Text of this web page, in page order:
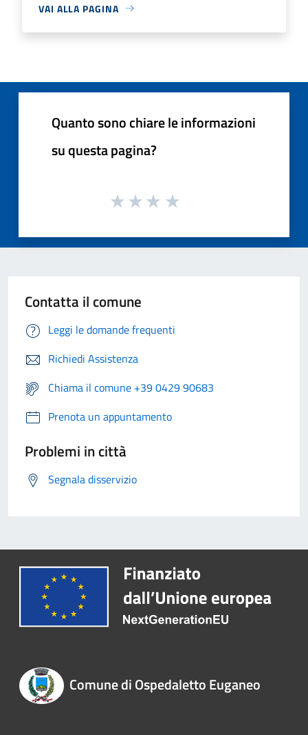
VAI ALLA PAGINA
Quanto sono chiare le informazioni
su questa pagina?
Contatta il comune
Leggi le domande frequenti
Richiedi Assistenza
Chiama il comune +39 0429 90683
Prenota un appuntamento
Problemi in città
Segnala disservizio
Comune di Ospedaletto Euganeo